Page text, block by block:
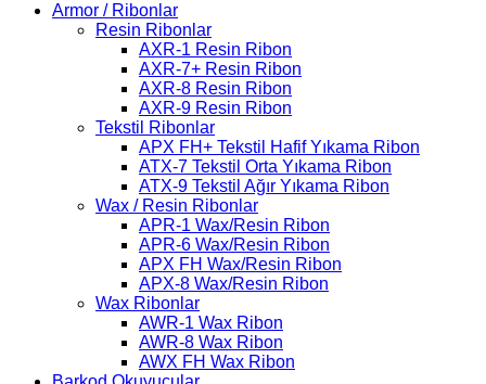
Armor / Ribonlar
Resin Ribonlar
AXR-1 Resin Ribon
AXR-7+ Resin Ribon
AXR-8 Resin Ribon
AXR-9 Resin Ribon
Tekstil Ribonlar
APX FH+ Tekstil Hafif Yıkama Ribon
ATX-7 Tekstil Orta Yıkama Ribon
ATX-9 Tekstil Ağır Yıkama Ribon
Wax / Resin Ribonlar
APR-1 Wax/Resin Ribon
APR-6 Wax/Resin Ribon
APX FH Wax/Resin Ribon
APX-8 Wax/Resin Ribon
Wax Ribonlar
AWR-1 Wax Ribon
AWR-8 Wax Ribon
AWX FH Wax Ribon